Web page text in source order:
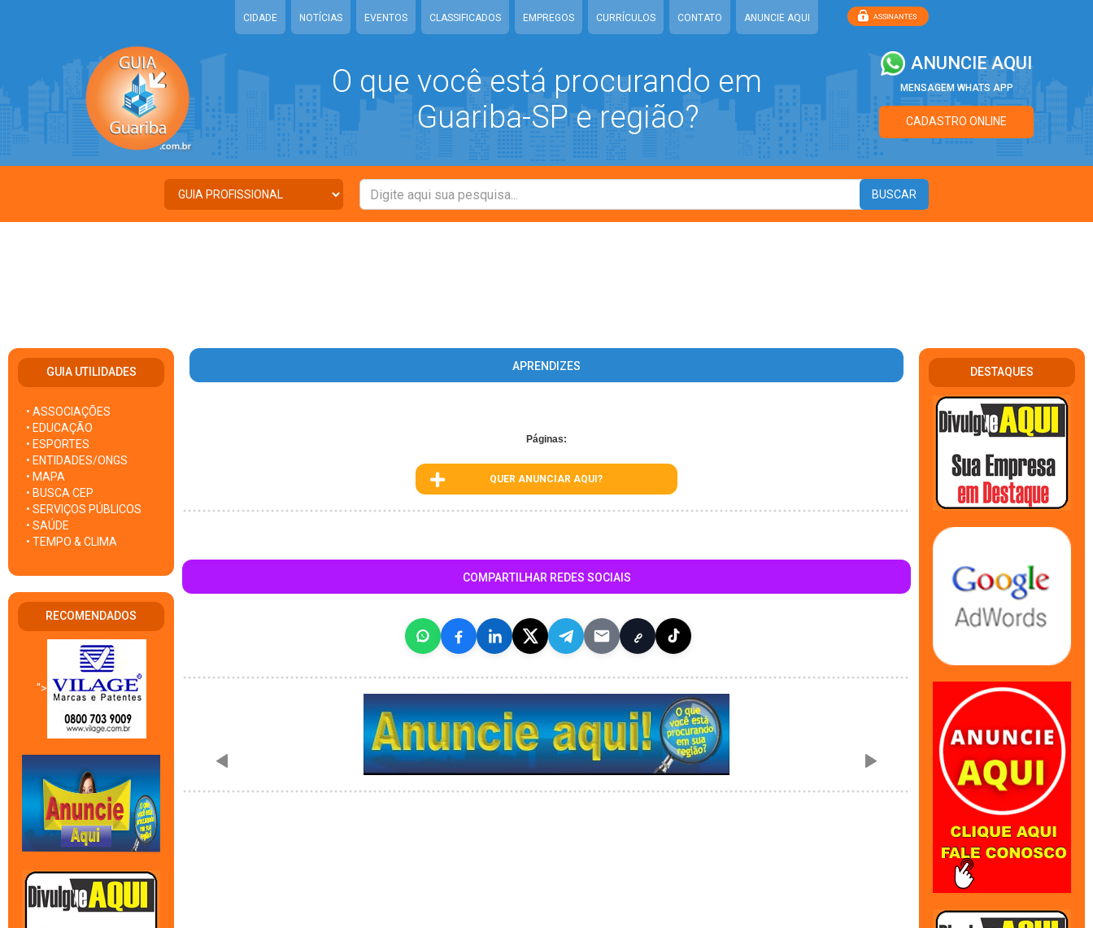
CIDADE NOTÍCIAS EVENTOS CLASSIFICADOS EMPREGOS CURRÍCULOS CONTATO ANUNCIE AQUI
O que você está procurando em
Guariba-SP e região?
ANUNCIE AQUI
MENSAGEM WHATS APP
CADASTRO ONLINE
GUIA UTILIDADES
• ASSOCIAÇÕES
• EDUCAÇÃO
• ESPORTES
• ENTIDADES/ONGS
• MAPA
• BUSCA CEP
• SERVIÇOS PÚBLICOS
• SAÚDE
• TEMPO & CLIMA
RECOMENDADOS
">
APRENDIZES
Páginas:
QUER ANUNCIAR AQUI?
COMPARTILHAR REDES SOCIAIS
DESTAQUES